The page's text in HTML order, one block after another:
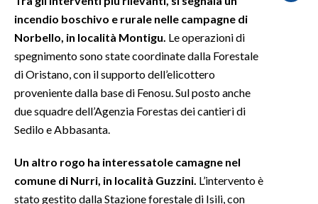
SARDI NEL MONDO
NOTIZIE
EVENTI
#CARAUNIONE
3 MINUTI CON
INSULARITÀ
INFO AZIENDE
incendio boschivo e rurale nelle campagne di
Norbello, in località Montigu. Le operazioni di
spegnimento sono state coordinate dalla Forestale
di Oristano, con il supporto dell’elicottero
proveniente dalla base di Fenosu. Sul posto anche
due squadre dell’Agenzia Forestas dei cantieri di
Sedilo e Abbasanta.
Un altro rogo ha interessatole camagne nel
comune di Nurri, in località Guzzini. L’intervento è
stato gestito dalla Stazione forestale di Isili, con